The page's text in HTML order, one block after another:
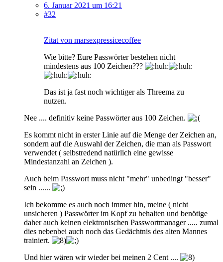
6. Januar 2021 um 16:21
#32
Zitat von marsexpressicecoffee
Wie bitte? Eure Passwörter bestehen nicht
mindestens aus 100 Zeichen???
Das ist ja fast noch wichtiger als Threema zu
nutzen.
Nee .... definitiv keine Passwörter aus 100 Zeichen.
Es kommt nicht in erster Linie auf die Menge der Zeichen an,
sondern auf die Auswahl der Zeichen, die man als Passwort
verwendet ( selbstredend natürlich eine gewisse
Mindestanzahl an Zeichen ).
Auch beim Passwort muss nicht "mehr" unbedingt "besser"
sein ......
Ich bekomme es auch noch immer hin, meine ( nicht
unsicheren ) Passwörter im Kopf zu behalten und benötige
daher auch keinen elektronischen Passwortmanager ..... zumal
dies nebenbei auch noch das Gedächtnis des alten Mannes
trainiert.
Und hier wären wir wieder bei meinen 2 Cent ....